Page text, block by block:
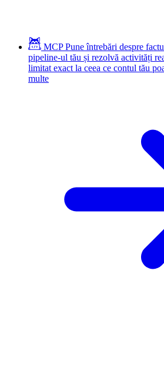
MCP Pune întrebări despre
pipeline-ul tău și rezolvă activități
limitat exact la ceea ce contul tău
multe